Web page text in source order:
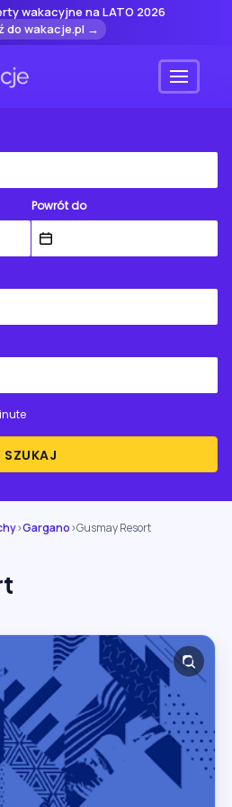
wakacyjne na LATO 2026
do wakacje.pl →
Menu
Powrót do
SZUKAJ
›Gargano›Gusmay Resort